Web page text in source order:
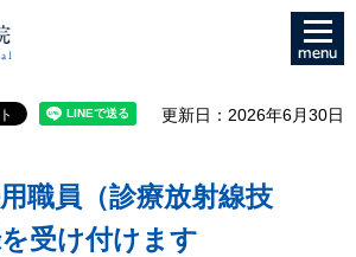
メニュ
ー
更新日：2026年6月30日
職員（診療放射線技
受け付けます